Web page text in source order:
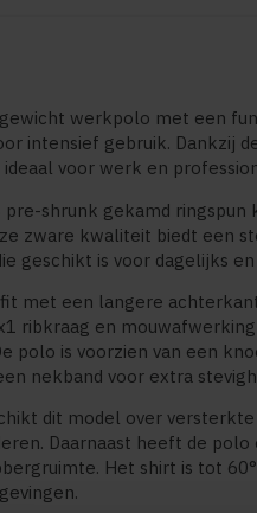
werkpolo met een
intensief gebruik. Dankzij
voor werk en
pre-shrunk gekamd ringspun
zware kwaliteit biedt een
geschikt is voor dagelijks
met een langere
ribkraag en
polo is voorzien van een
nekband voor extra
dit model over
Daarnaast heeft de polo
Het shirt is tot